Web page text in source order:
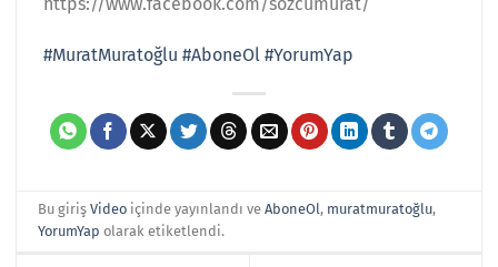
#MuratMuratoğlu #AboneOl #YorumYap
Bu girişVideo içinde yayınlandı veAboneOl, muratmuratoğlu,
YorumYap olarak etiketlendi.